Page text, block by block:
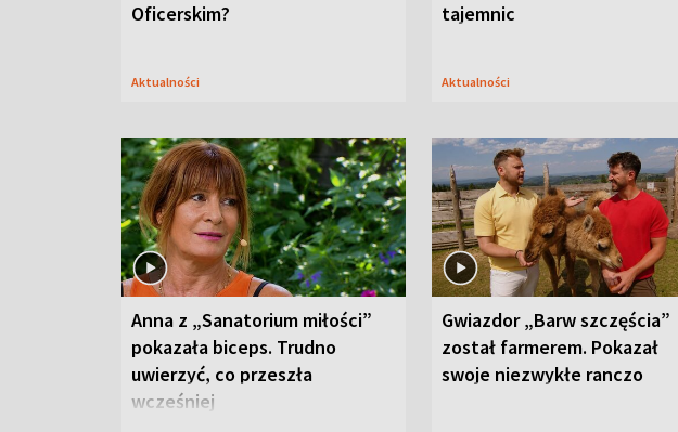
Oficerskim?
Aktualności
tajemnic
Aktualności
Anna z „Sanatorium miłości”
pokazała biceps. Trudno
uwierzyć, co przeszła
wcześniej
Gwiazdor „Barw szczęścia”
został farmerem. Pokazał
swoje niezwykłe ranczo